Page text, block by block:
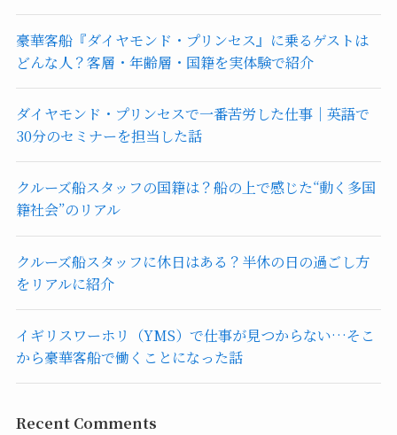
豪華客船『ダイヤモンド・プリンセス』に乗るゲストは
どんな人？客層・年齢層・国籍を実体験で紹介
ダイヤモンド・プリンセスで一番苦労した仕事｜英語で
30分のセミナーを担当した話
クルーズ船スタッフの国籍は？船の上で感じた“動く多国
籍社会”のリアル
クルーズ船スタッフに休日はある？半休の日の過ごし方
をリアルに紹介
イギリスワーホリ（YMS）で仕事が見つからない…そこ
から豪華客船で働くことになった話
Recent Comments